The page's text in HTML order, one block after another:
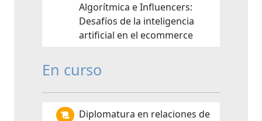
Algorítmica e Influencers:
Desafíos de la inteligencia
artificial en el ecommerce
En curso
Diplomatura en relaciones de